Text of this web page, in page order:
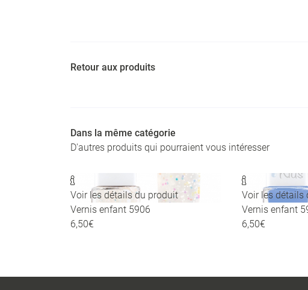
Retour aux produits
Dans la même catégorie
D'autres produits qui pourraient vous intéresser

Voir les détails du produit
Vernis enfant 5906
6,50€

Voir les détails
Vernis enfant
6,50€